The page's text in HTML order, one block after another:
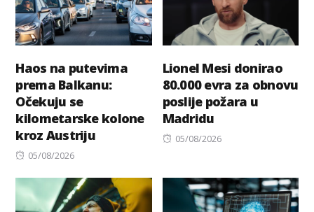
Haos na putevima
prema Balkanu:
Očekuju se
kilometarske kolone
kroz Austriju
Posted
05/08/2026
Lionel Mesi donirao
80.000 evra za obnovu
poslije požara u
Madridu
Posted
05/08/2026